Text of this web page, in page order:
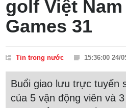
golf Việt
Games 31
Tin trong nước 15:36:00 24/
Buổi giao lưu trực tuyến
của 5 vận động viên và